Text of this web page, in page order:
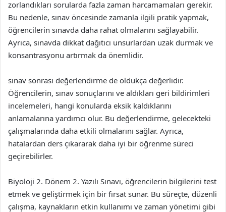
zorlandıkları sorularda fazla zaman harcamamaları gerekir.
Bu nedenle, sınav öncesinde zamanla ilgili pratik yapmak,
öğrencilerin sınavda daha rahat olmalarını sağlayabilir.
Ayrıca, sınavda dikkat dağıtıcı unsurlardan uzak durmak ve
konsantrasyonu artırmak da önemlidir.
sınav sonrası değerlendirme de oldukça değerlidir.
Öğrencilerin, sınav sonuçlarını ve aldıkları geri bildirimleri
incelemeleri, hangi konularda eksik kaldıklarını
anlamalarına yardımcı olur. Bu değerlendirme, gelecekteki
çalışmalarında daha etkili olmalarını sağlar. Ayrıca,
hatalardan ders çıkararak daha iyi bir öğrenme süreci
geçirebilirler.
Biyoloji 2. Dönem 2. Yazılı Sınavı, öğrencilerin bilgilerini test
etmek ve geliştirmek için bir fırsat sunar. Bu süreçte, düzenli
çalışma, kaynakların etkin kullanımı ve zaman yönetimi gibi